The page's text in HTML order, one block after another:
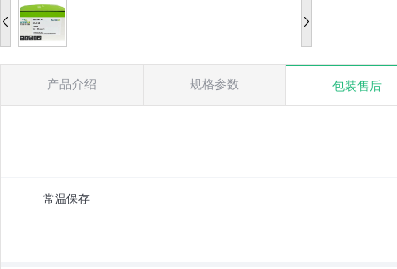
产品介绍 规格参数 包装售后
常温保存